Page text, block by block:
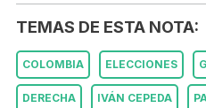
TEMAS DE ESTA NOTA:
COLOMBIA ELECCIONES
DERECHA IVÁN CEPEDA